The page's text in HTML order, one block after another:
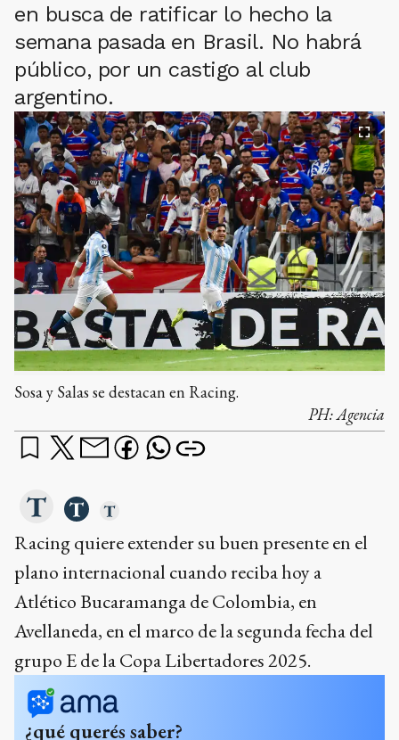
en busca de ratificar lo hecho la
semana pasada en Brasil. No habrá
público, por un castigo al club
argentino.
Sosa y Salas se destacan en Racing.
PH:Agencia
Racing quiere extender su buen presente en el
plano internacional cuando reciba hoy a
Atlético Bucaramanga de Colombia, en
Avellaneda, en el marco de la segunda fecha del
grupo E de la Copa Libertadores 2025.
¿qué querés saber?